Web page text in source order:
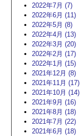
2022年7月 (7)
2022年6月 (11)
2022年5月 (8)
2022年4月 (13)
2022年3月 (20)
2022年2月 (17)
2022年1月 (15)
2021年12月 (8)
2021年11月 (17)
2021年10月 (14)
2021年9月 (16)
2021年8月 (18)
2021年7月 (22)
2021年6月 (18)